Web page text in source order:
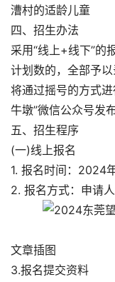
漕村的适龄儿童
四、招生办法
采用“线上+线下”的
计划数的，全部予以
将通过摇号的方式
牛墩”微信公众号发布
五、招生程序
(一)线上报名
1. 报名时间：2024
2. 报名方式：申请
文章插图
3.报名提交资料